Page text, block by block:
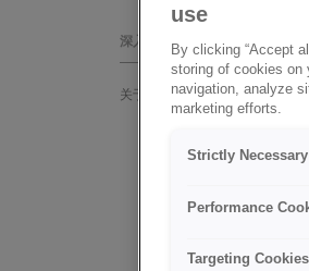
深入了解
关于GCE 集团
GCE气瓶阀
use
By clicking “Accept
storing of cookies on
navigation, analyze
marketing efforts.
Strictly
Performance
Targeting Cookies